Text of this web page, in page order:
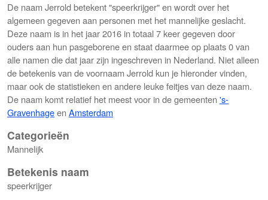
De naam Jerrold betekent "speerkrijger" en wordt over het
algemeen gegeven aan personen met het mannelijke geslacht.
Deze naam is in het jaar 2016 in totaal 7 keer gegeven door
ouders aan hun pasgeborene en staat daarmee op plaats 0 van
alle namen die dat jaar zijn ingeschreven in Nederland. Niet alleen
de betekenis van de voornaam Jerrold kun je hieronder vinden,
maar ook de statistieken en andere leuke feitjes van deze naam.
De naam komt relatief het meest voor in de gemeenten 's-
Gravenhageen Amsterdam
Categorieën
Mannelijk
Betekenis naam
speerkrijger